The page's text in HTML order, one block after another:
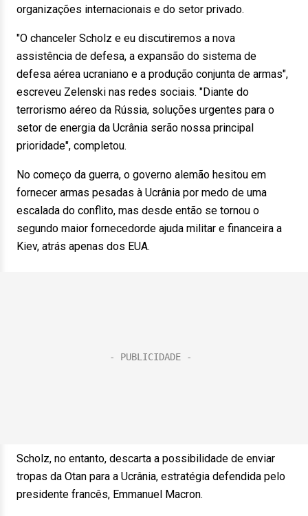
organizações internacionais e do setor privado.
"O chanceler Scholz e eu discutiremos a nova
assistência de defesa, a expansão do sistema de
defesa aérea ucraniano e a produção conjunta de armas",
escreveu Zelenski nas redes sociais. "Diante do
terrorismo aéreo da Rússia, soluções urgentes para o
setor de energia da Ucrânia serão nossa principal
prioridade", completou.
No começo da guerra, o governo alemão hesitou em
fornecer armas pesadas à Ucrânia por medo de uma
escalada do conflito, mas desde então se tornou o
segundo maior fornecedorde ajuda militar e financeira a
Kiev, atrás apenas dos EUA.
Scholz, no entanto, descarta a possibilidade de enviar
tropas da Otan para a Ucrânia, estratégia defendida pelo
presidente francês, Emmanuel Macron.